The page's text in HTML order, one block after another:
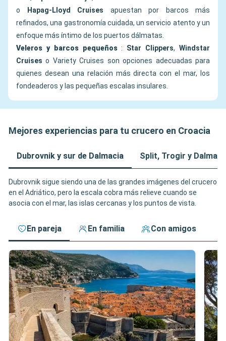
o
Hapag-Lloyd Cruises apuestan por barcos más
refinados, una gastronomía cuidada, un servicio atento y un
enfoque más íntimo de los puertos dálmatas.
Veleros y barcos pequeños: Star Clippers,Windstar
Cruises o Variety Cruises son opciones adecuadas para
quienes desean una relación más directa con el mar, los
fondeaderos y las pequeñas escalas insulares.
Mejores experiencias para tu crucero en Croacia
Dubrovnik y sur de Dalmacia Split, Trogir y
Dubrovnik sigue siendo una de las grandes imágenes del crucero
en el Adriático, pero la escala cobra más relieve cuando se
asocia con el mar, las islas cercanas y los puntos de vista.
En pareja En familia Con amigos